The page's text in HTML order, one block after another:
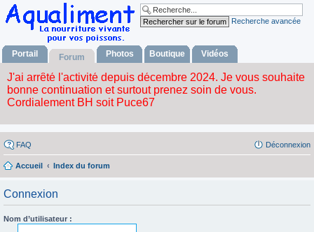
Recherche avancée
Portail Forum Photos Boutique Vidéos
FAQ Déconnexion
Accueil Index du forum
Connexion
Nom d’utilisateur :